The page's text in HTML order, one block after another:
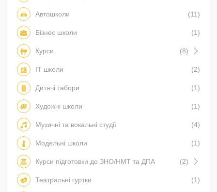
Автошколи (11)
Бізнес школи (1)
Курси (8)
IT школи (2)
Дитячі табори (1)
Художні школи (1)
Музичні та вокальні студії (4)
Модельні школи (1)
Курси підготовки до ЗНО/НМТ та ДПА (2)
Театральні гуртки (1)